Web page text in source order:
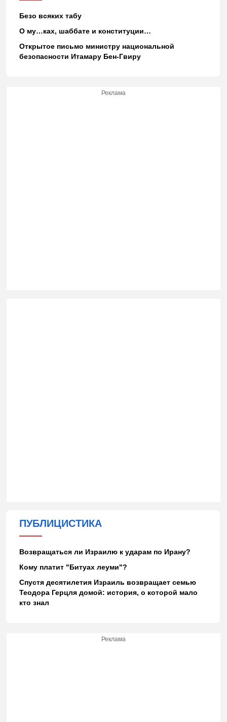
Безо всяких табу
О му…ках, шаббате и конституции…
Открытое письмо министру национальной
безопасности Итамару Бен-Гвиру
Реклама
ПУБЛИЦИСТИКА
Возвращаться ли Израилю к ударам по Ирану?
Кому платит "Битуах леуми"?
Спустя десятилетия Израиль возвращает семью
Теодора Герцля домой: история, о которой мало
кто знал
Реклама